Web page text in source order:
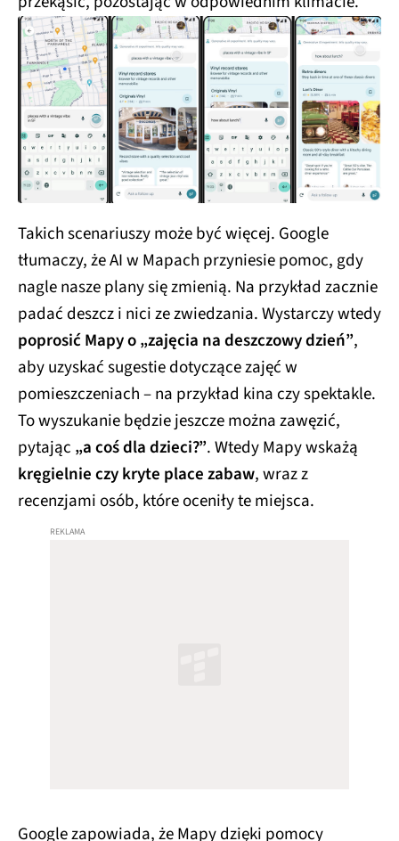
Takich scenariuszy może być więcej. Google
tłumaczy, że AI w Mapach przyniesie pomoc, gdy
nagle nasze plany się zmienią. Na przykład zacznie
padać deszcz i nici ze zwiedzania. Wystarczy wtedy
poprosić Mapy o „zajęcia na deszczowy dzień”,
aby uzyskać sugestie dotyczące zajęć w
pomieszczeniach – na przykład kina czy spektakle.
To wyszukanie będzie jeszcze można zawęzić,
pytając „a coś dla dzieci?”. Wtedy Mapy wskażą
kręgielnie czy kryte place zabaw, wraz z
recenzjami osób, które oceniły te miejsca.
Google zapowiada, że Mapy dzięki pomocy